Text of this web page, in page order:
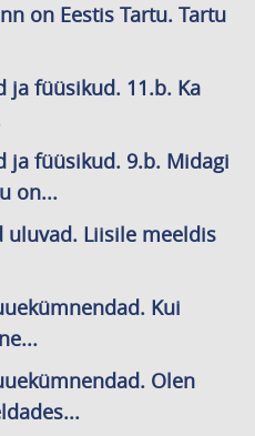
on Eestis Tartu. Tartu
ja füüsikud. 11.b. Ka
ja füüsikud. 9.b. Midagi
on...
uluvad. Liisile meeldis
Kui
Olen